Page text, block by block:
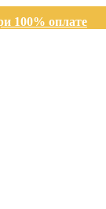
100% оплате